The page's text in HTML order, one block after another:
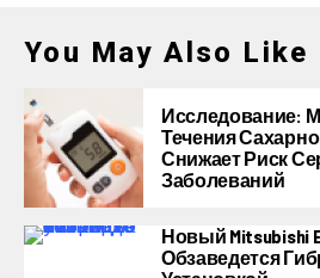
You May Also Like
Исследование:
Течения
Снижает Риск
Заболеваний
Новый Mitsubishi
Обзаведется